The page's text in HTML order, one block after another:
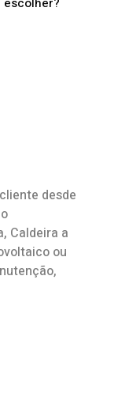
desde
, Caldeira a
ou